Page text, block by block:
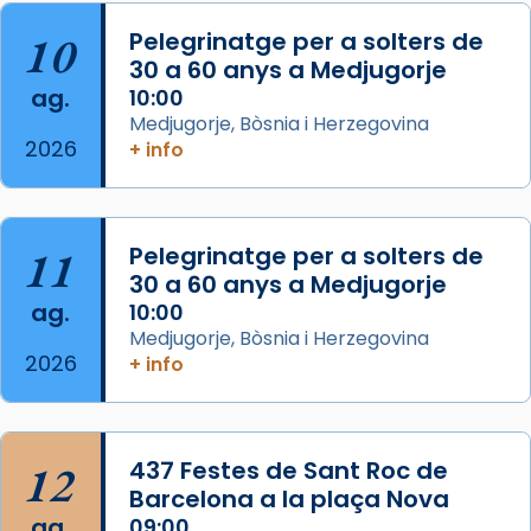
duració aproximada de tres hores. Després,
processó (recuperada el 1972) al voltant
del temple amb les relíquies de les santes.
Des de 1985 hi participa també un grup de
diablesses amb música i ball propis. Festa
«Si vols saber què és calor, ves per les
Santes a Mataró»🥵.
Photo
View on Facebook ·
Jaume, fill de Zebedeu, és juntament amb el
seu germà Joan i Pere un dels que
acompanyava més de prop Jesús.
10
ag.
2026
Pelegrinatge per a solters de
30 a 60 anys a Medjugorje
10:00
Medjugorje, Bòsnia i Herzegovina
+ info
11
ag.
2026
Pelegrinatge per a solters de
30 a 60 anys a Medjugorje
10:00
Medjugorje, Bòsnia i Herzegovina
+ info
12
437 Festes de Sant Roc de
Barcelona a la plaça Nova